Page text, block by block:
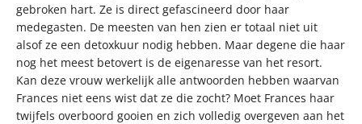
gebroken hart. Ze is direct gefascineerd door haar
medegasten. De meesten van hen zien er totaal niet uit
alsof ze een detoxkuur nodig hebben. Maar degene die haar
nog het meest betovert is de eigenaresse van het resort.
Kan deze vrouw werkelijk alle antwoorden hebben waarvan
Frances niet eens wist dat ze die zocht? Moet Frances haar
twijfels overboord gooien en zich volledig overgeven aan het